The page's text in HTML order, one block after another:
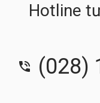
Hotline
(028)